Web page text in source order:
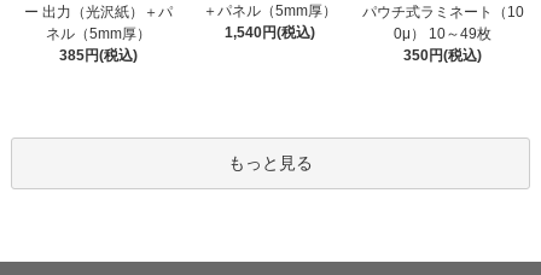
ー 出力（光沢紙）＋パ
ネル（5mm厚）
385円(税込)
＋パネル（5mm厚）
1,540円(税込)
パウチ式ラミネート（10
0μ） 10～49枚
350円(税込)
もっと見る